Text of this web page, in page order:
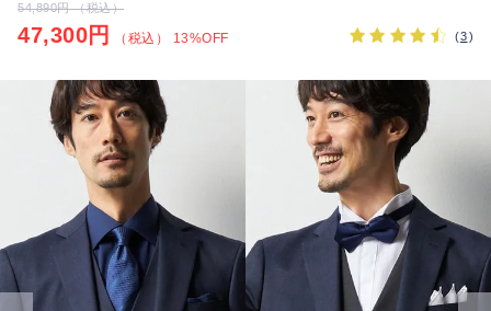
54,890円 （税込）
47,300円 （税込） 13%OFF (3)